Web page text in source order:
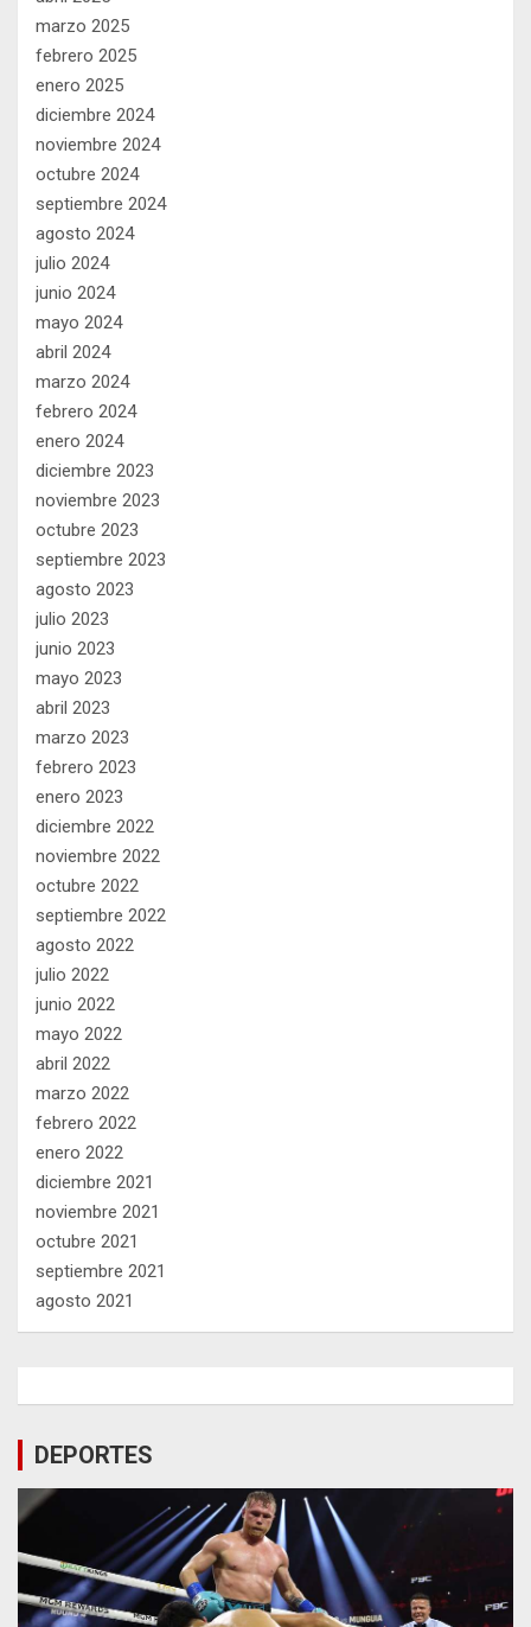
marzo 2025
febrero 2025
enero 2025
diciembre 2024
noviembre 2024
octubre 2024
septiembre 2024
agosto 2024
julio 2024
junio 2024
mayo 2024
abril 2024
marzo 2024
febrero 2024
enero 2024
diciembre 2023
noviembre 2023
octubre 2023
septiembre 2023
agosto 2023
julio 2023
junio 2023
mayo 2023
abril 2023
marzo 2023
febrero 2023
enero 2023
diciembre 2022
noviembre 2022
octubre 2022
septiembre 2022
agosto 2022
julio 2022
junio 2022
mayo 2022
abril 2022
marzo 2022
febrero 2022
enero 2022
diciembre 2021
noviembre 2021
octubre 2021
septiembre 2021
agosto 2021
DEPORTES